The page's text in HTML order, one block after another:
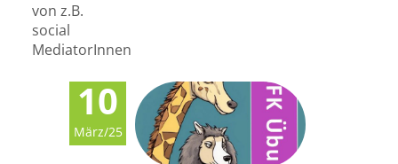
von z.B.
social
MediatorInnen
10
März/25